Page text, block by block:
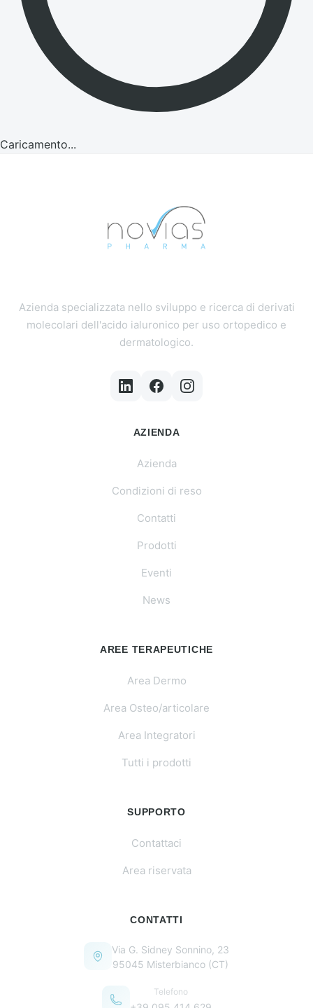
Caricamento...
Azienda specializzata nello sviluppo e ricerca di derivati
molecolari dell'acido ialuronico per uso ortopedico e
dermatologico.
AZIENDA
Azienda
Condizioni di reso
Contatti
Prodotti
Eventi
News
AREE TERAPEUTICHE
Area Dermo
Area Osteo/articolare
Area Integratori
Tutti i prodotti
SUPPORTO
Contattaci
Area riservata
CONTATTI
Via G. Sidney Sonnino, 23
95045 Misterbianco (CT)
Telefono